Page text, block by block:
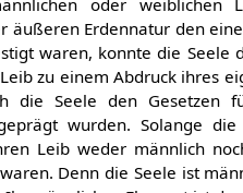
äußeren Erdennatur den
waren, konnte die Seele
zu einem Abdruck ihres
die Seele den Gesetzen
wurden. Solange
Leib weder männlich
Denn die Seele ist